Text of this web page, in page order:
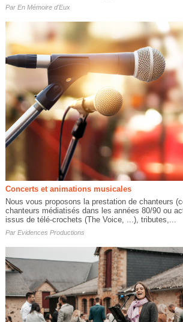
Par En Mémoire d'Eux
Concerts et animations musicales
Nous vous proposons la prestation de chanteurs
chanteurs médiatisés dans les années 80/90 ou
issus de télé-crochets (The Voice, ...), tributes,...
Par Evidences Productions